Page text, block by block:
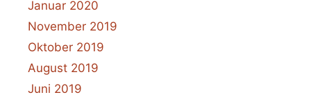
Januar 2020
November 2019
Oktober 2019
August 2019
Juni 2019